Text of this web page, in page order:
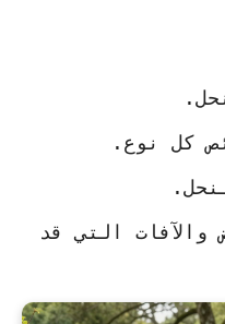
كل نوع.
والآفات التي قد